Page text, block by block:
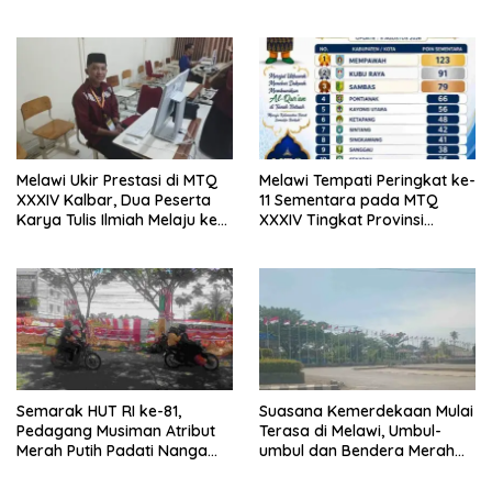
Melawi Ukir Prestasi di MTQ
XXXIV Kalbar, Dua Peserta
Karya Tulis Ilmiah Melaju ke
Melawi Tempati Peringkat ke-
11 Sementara pada MTQ
XXXIV Tingkat Provinsi
Semarak HUT RI ke-81,
Pedagang Musiman Atribut
Merah Putih Padati Nanga
Suasana Kemerdekaan Mulai
Terasa di Melawi, Umbul-
umbul dan Bendera Merah